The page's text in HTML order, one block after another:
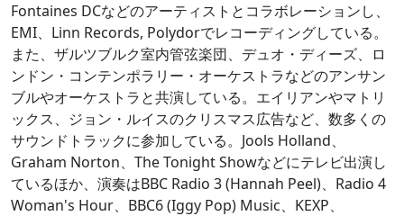
Fontaines DCなどのアーティストとコラボレーションし、
EMI、Linn Records, Polydorでレコーディングしている。
また、ザルツブルク室内管弦楽団、デュオ・ディーズ、ロ
ンドン・コンテンポラリー・オーケストラなどのアンサン
ブルやオーケストラと共演している。エイリアンやマトリ
ックス、ジョン・ルイスのクリスマス広告など、数多くの
サウンドトラックに参加している。Jools Holland、
Graham Norton、The Tonight Showなどにテレビ出演し
ているほか、演奏はBBC Radio 3 (Hannah Peel)、Radio 4
Woman's Hour、BBC6 (Iggy Pop) Music、KEXP、